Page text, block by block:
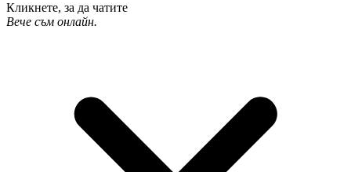
Кликнете, за да чатите
Вече съм онлайн.